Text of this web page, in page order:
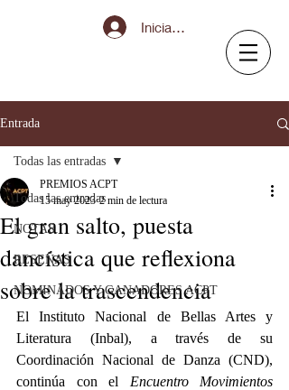
Iniciar sesión
Entrada
Todas las entradas
NOTAS
RESEÑAS
NOMINADOS Y GANADORES ACPT
Todas las entradas
El gran salto, puesta
dancística que reflexiona
sobre la trascendencia
PREMIOS ACPT
15 may 2023 2 min de lectura
El Instituto Nacional de Bellas Artes y
Literatura (Inbal), a través de su
Coordinación Nacional de Danza (CND),
continúa con el Encuentro Movimientos